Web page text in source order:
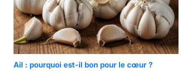
Ail : pourquoi est-il bon pour le cœur ?